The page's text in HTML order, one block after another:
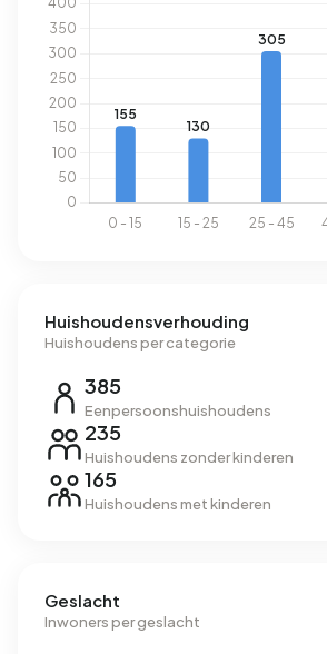
elektriciteit per jaar. Daarmee ligt het
landelijke gemiddelde van 2.810 kWh.
verbruik van 1.180 m³ per adres ligt het
onder het landelijke gemiddelde van
Huishoudensverhouding
Huishoudens per categorie
385
Eenpersoonshuishoudens
235
Huishoudens zonder kinderen
165
Huishoudens met kinderen
Geslacht
Inwoners per geslacht